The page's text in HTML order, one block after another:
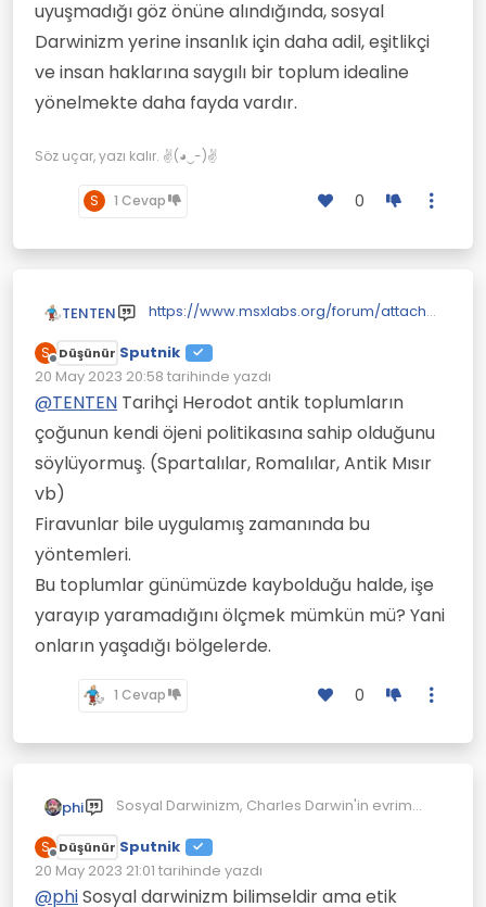
uyuşmadığı göz önüne alındığında, sosyal
Darwinizm yerine insanlık için daha adil, eşitlikçi
ve insan haklarına saygılı bir toplum idealine
yönelmekte daha fayda vardır.
Söz uçar, yazı kalır. ✌(◕‿-)✌
S 1 Cevap 0
TENTEN
https://www.msxlabs.org/forum/attachm
hakkinda-genel-bilgiler-gen1.gif
https://www.genelsaglikbilgileri.com/akd
eniz-anemisi/
Akdeniz anemisi kıbrısta çokmuş.
Evlenmeleri yasaklanınca düşmüş.
S
Çevrimdışı
Düşünür Sputnik
20 May 2023 20:58 tarihinde yazdı
Son düzenleyen:
@TENTEN Tarihçi Herodot antik toplumların
çoğunun kendi öjeni politikasına sahip olduğunu
söylüyormuş. (Spartalılar, Romalılar, Antik Mısır
vb)
Firavunlar bile uygulamış zamanında bu
yöntemleri.
Bu toplumlar günümüzde kaybolduğu halde, işe
yarayıp yaramadığını ölçmek mümkün mü? Yani
onların yaşadığı bölgelerde.
1 Cevap 0
phi
Sosyal Darwinizm, Charles Darwin'in evrim
topluluğunu ifade eder. Sosyal Darwinizm,
doğal seçilim ilkesini toplumsal ve ekonomik
alanlara uygulayarak insan toplumlarında da
Ancak, sosyal Darwinizm bilimsel bir teori
olarak kabul edilmemektedir ve birçok
eleştiriye maruz kalmıştır. İnsan toplumları,
Bugün, toplumların insan haklarına ve adalet
S
Çevrimdışı
Düşünür Sputnik
20 May 2023 21:01 tarihinde yazdı
Son düzenleyen:
@phiSosyal darwinizm bilimseldir ama etik